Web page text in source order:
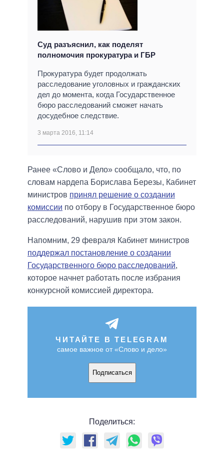
Суд разъяснил, как поделят
полномочия прокуратура и ГБР
Прокуратура будет продолжать
расследование уголовных и гражданских
дел до момента, когда Государственное
бюро расследований сможет начать
досудебное следствие.
3 марта 2016, 11:14
Ранее «Слово и Дело» сообщало, что, по
словам нардепа Борислава Березы, Кабинет
министров принял решение о создании
комиссии по отбору в Государственное бюро
расследований, нарушив при этом закон.
Напомним, 29 февраля Кабинет министров
поддержал постановление о создании
Государственного бюро расследований,
которое начнет работать после избрания
конкурсной комиссией директора.
ЧИТАЙТЕ В TELEGRAM
самое важное от «Слово и дело»
Подписаться
Поделиться: